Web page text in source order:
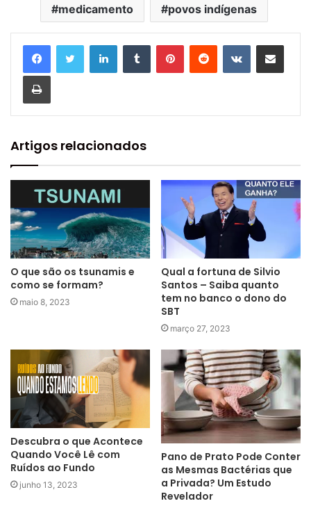
medicamento povos indígenas
Artigos relacionados
O que são os tsunamis e
como se formam?
maio 8, 2023
Qual a fortuna de Silvio
Santos – Saiba quanto
tem no banco o dono do
SBT
março 27, 2023
Descubra o que Acontece
Quando Você Lê com
Ruídos ao Fundo
junho 13, 2023
Pano de Prato Pode Conter
as Mesmas Bactérias que
a Privada? Um Estudo
Revelador